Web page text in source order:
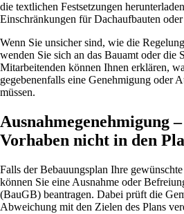
die textlichen Festsetzungen
Einschränkungen für Dachaufbauten
Wenn Sie unsicher sind, wie die
wenden Sie sich an das Bauamt oder die
Mitarbeitenden können Ihnen erklären,
gegebenenfalls eine Genehmigung oder
müssen.
Ausnahmegenehmigung
Vorhaben nicht in den
Falls der Bebauungsplan Ihre
können Sie eine Ausnahme oder
(BauGB) beantragen. Dabei prüft die
Abweichung mit den Zielen des Plans